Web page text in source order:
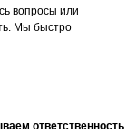
вопросы или
Мы быстро
ответственность